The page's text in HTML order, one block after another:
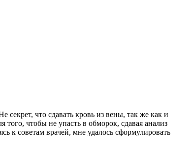
секрет, что сдавать кровь из вены, так же как и
того, чтобы не упасть в обморок, сдавая анализ
к советам врачей, мне удалось сформулировать